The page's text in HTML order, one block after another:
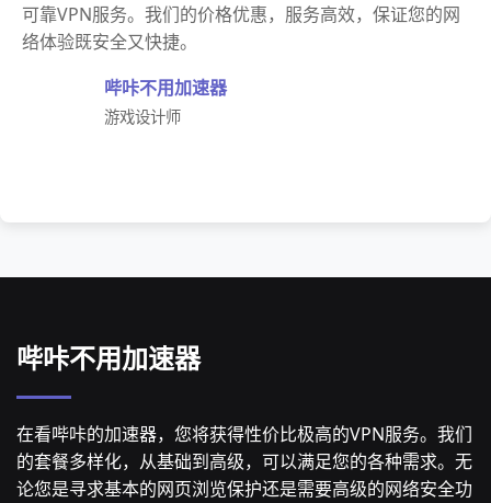
可靠VPN服务。我们的价格优惠，服务高效，保证您的网
络体验既安全又快捷。
哔咔不用加速器
游戏设计师
哔咔不用加速器
在看哔咔的加速器，您将获得性价比极高的VPN服务。我们
的套餐多样化，从基础到高级，可以满足您的各种需求。无
论您是寻求基本的网页浏览保护还是需要高级的网络安全功